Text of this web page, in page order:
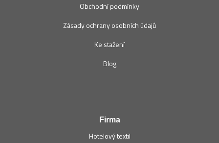
Obchodní podmínky
Zásady ochrany osobních údajů
Ke stažení
Blog
Firma
Hotelový textil